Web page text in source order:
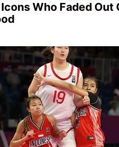
Icons Who Faded Out